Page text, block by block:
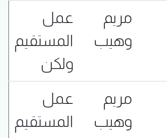
مريم
وهيب
عمل
المستقيم
ولكن
مريم
وهيب
عمل
المستقيم